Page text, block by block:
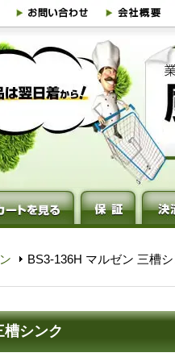
BS3-136H マルゼン 三槽
シンク